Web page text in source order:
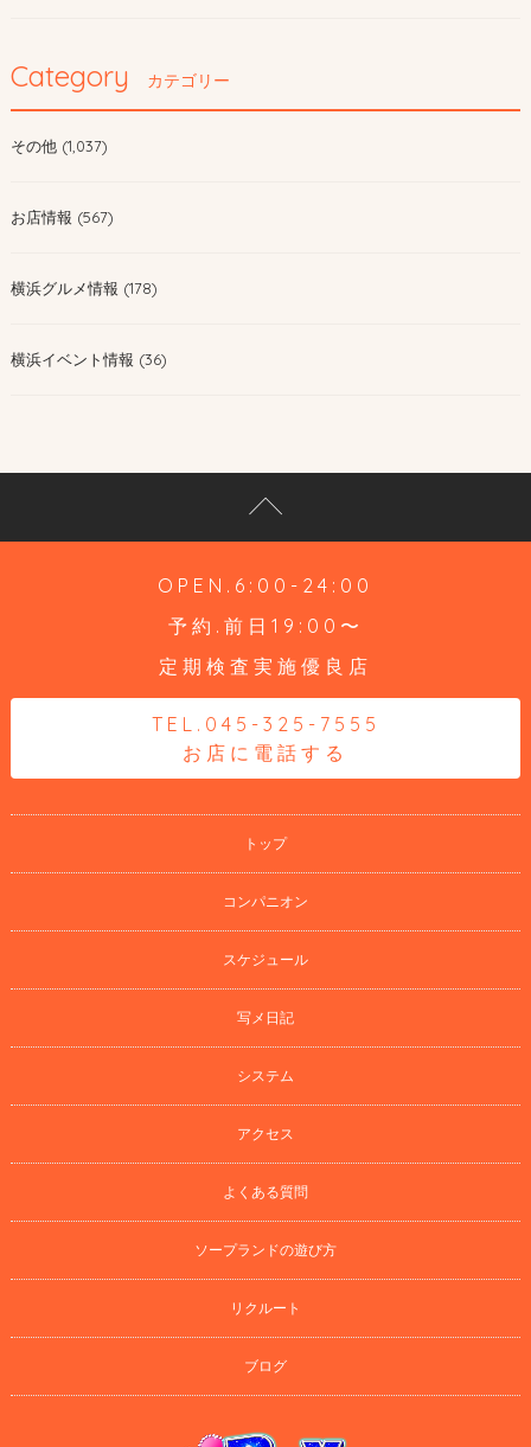
Category カテゴリー
その他 (1,037)
お店情報 (567)
横浜グルメ情報 (178)
横浜イベント情報 (36)
OPEN.6:00-24:00
予約.前日19:00〜
定期検査実施優良店
TEL.045-325-7555
お店に電話する
トップ
コンパニオン
スケジュール
写メ日記
システム
アクセス
よくある質問
ソープランドの遊び方
リクルート
ブログ